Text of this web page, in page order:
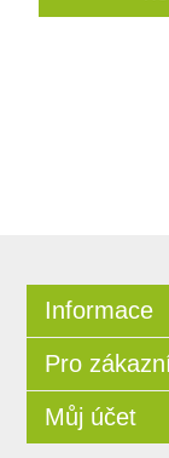
Informace
Pro
Můj účet